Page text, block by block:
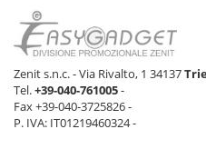
Zenit s.n.c. - Via Rivalto, 1 34137
Tel.+39-040-761005-
Fax +39-040-3725826 -
P. IVA: IT01219460324 -